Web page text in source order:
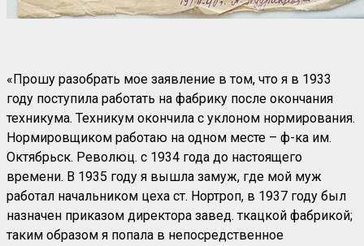
«Прошу разобрать мое заявление в том, что я в 1933
году поступила работать на фабрику после окончания
техникума. Техникум окончила с уклоном нормирования.
Нормировщиком работаю на одном месте – ф-ка им.
Октябрьск. Революц. с 1934 года до настоящего
времени. В 1935 году я вышла замуж, где мой муж
работал начальником цеха ст. Нортроп, в 1937 году был
назначен приказом директора завед. ткацкой фабрикой;
таким образом я попала в непосредственное